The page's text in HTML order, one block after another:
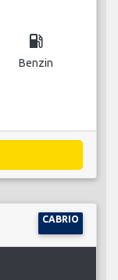
local_gas_station
Benzin
CABRIO